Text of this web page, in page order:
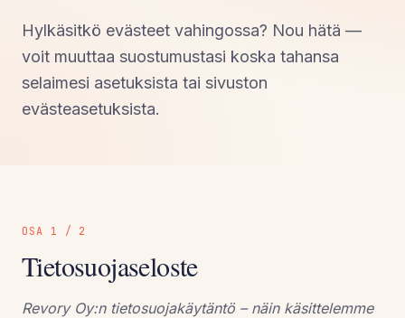
Hylkäsitkö evästeet vahingossa? Nou hätä —
voit muuttaa suostumustasi koska tahansa
selaimesi asetuksista tai sivuston
evästeasetuksista.
OSA 1 / 2
Tietosuojaseloste
Revory Oy:n tietosuojakäytäntö – näin käsittelemme